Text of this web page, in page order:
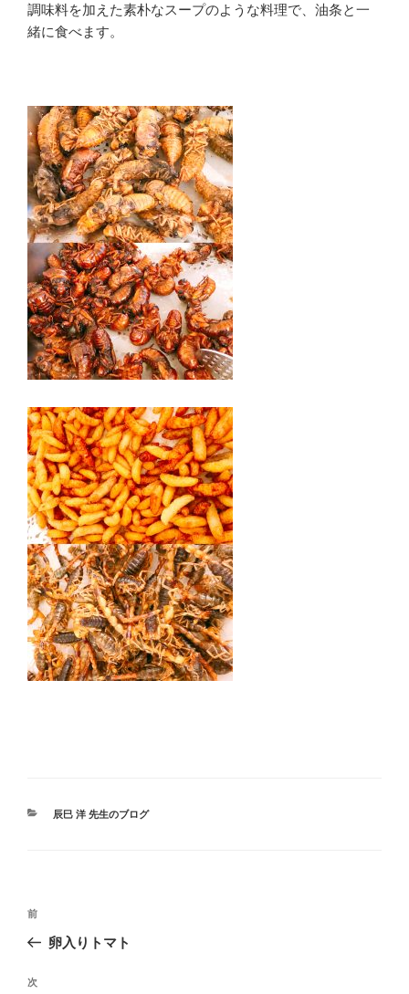
調味料を加えた素朴なスープのような料理で、油条と一
緒に食べます。
カ
辰巳 洋 先生のブログ
投
ビ
前
の
稿
前
卵入りトマト
次
次